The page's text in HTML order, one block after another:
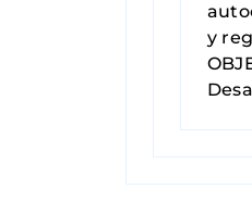
y